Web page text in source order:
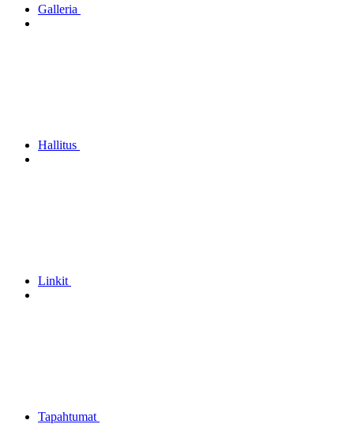
Galleria
Hallitus
Linkit
Tapahtumat